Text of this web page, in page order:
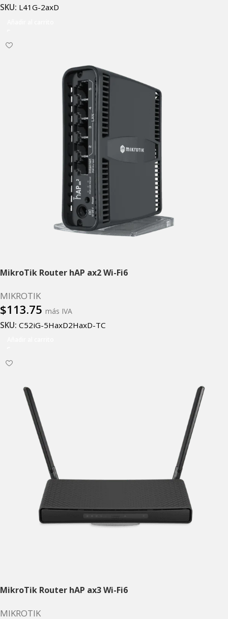
SKU: L41G-2axD
MikroTik Router hAP ax2 Wi-Fi6
MIKROTIK
$113.75 más IVA
SKU: C52iG-5HaxD2HaxD-TC
MikroTik Router hAP ax3 Wi-Fi6
MIKROTIK